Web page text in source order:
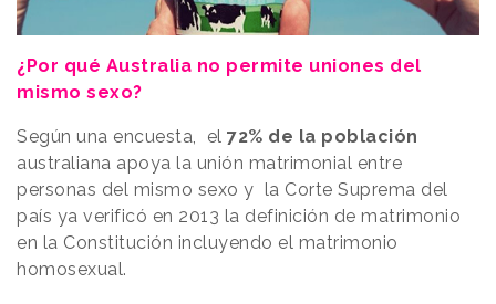
¿Por qué Australia no permite uniones del
mismo sexo?
Según una encuesta, el 72% de la población
australiana apoya la unión matrimonial entre
personas del mismo sexo y la Corte Suprema del
país ya verificó en 2013 la definición de matrimonio
en la Constitución incluyendo el matrimonio
homosexual.